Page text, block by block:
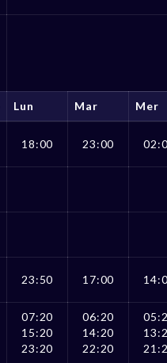
Lun Mar Mer
18:00 23:00
23:50 17:00
07:20
15:20
23:20
06:20
14:20
22:20